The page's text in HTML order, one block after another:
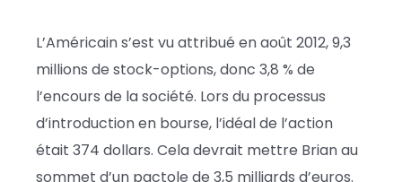
L’Américain s’est vu attribué en août 2012, 9,3
millions de stock-options, donc 3,8 % de
l’encours de la société. Lors du processus
d’introduction en bourse, l’idéal de l’action
était 374 dollars. Cela devrait mettre Brian au
sommet d’un pactole de 3,5 milliards d’euros.